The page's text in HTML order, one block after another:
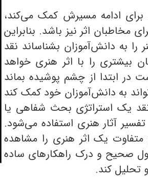
برای ادامه مسیرش کمک می‌کند،
مخاطبان اثر نیز باشد. بنابراین
را به دانش‌آموزان بشناساند نقد
بیشتری را با اثر هنری خواهد
در ابتدا از چشم پوشیده بماند
به دانش‌آموزان خود کمک کند
نقد یک استراتژی بحث شفاهی یا
آثار هنری استفاده می‌شود.
یک اثر هنری را مشاهده
صحیح و درک راهکارهای ساده
تحلیل کند.